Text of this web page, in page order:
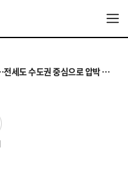
도 수도권 중심으로 압박 커져
까지… 노란봉투법 불확실성 해법은
'에서 '교양과 상식'으로